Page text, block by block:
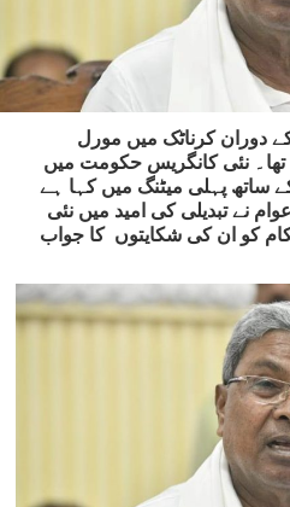
دوران کرناٹک میں مورل
تھا۔ نئی کانگریس حکومت میں
ساتھ پہلی میٹنگ میں کہا ہے
نے تبدیلی کی امید میں نئی
کو ان کی شکایتوں کا جواب